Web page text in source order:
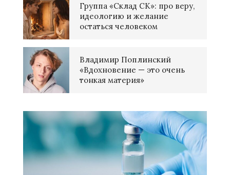
Группа «Склад СК»: про веру,
идеологию и желание
остаться человеком
Владимир Поплинский
«Вдохновение — это очень
тонкая материя»